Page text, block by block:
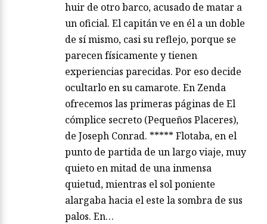
huir de otro barco, acusado de matar a
un oficial. El capitán ve en él a un doble
de sí mismo, casi su reflejo, porque se
parecen físicamente y tienen
experiencias parecidas. Por eso decide
ocultarlo en su camarote. En Zenda
ofrecemos las primeras páginas de El
cómplice secreto (Pequeños Placeres),
de Joseph Conrad. ***** Flotaba, en el
punto de partida de un largo viaje, muy
quieto en mitad de una inmensa
quietud, mientras el sol poniente
alargaba hacia el este la sombra de sus
palos. En…